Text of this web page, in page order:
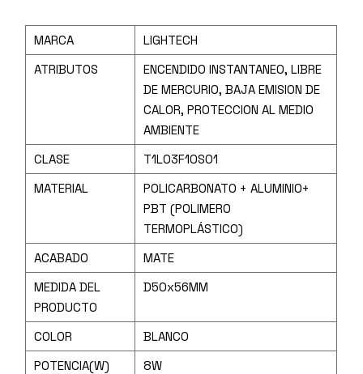
MARCA
LIGHTECH
ATRIBUTOS
ENCENDIDO INSTANTANEO, LIBRE
DE MERCURIO, BAJA EMISION DE
CALOR, PROTECCION AL MEDIO
AMBIENTE
CLASE
T1L03F10S01
MATERIAL
POLICARBONATO + ALUMINIO+
PBT (POLIMERO
TERMOPLÁSTICO)
ACABADO
MATE
MEDIDA DEL
PRODUCTO
D50x56MM
COLOR
BLANCO
POTENCIA(W)
8W